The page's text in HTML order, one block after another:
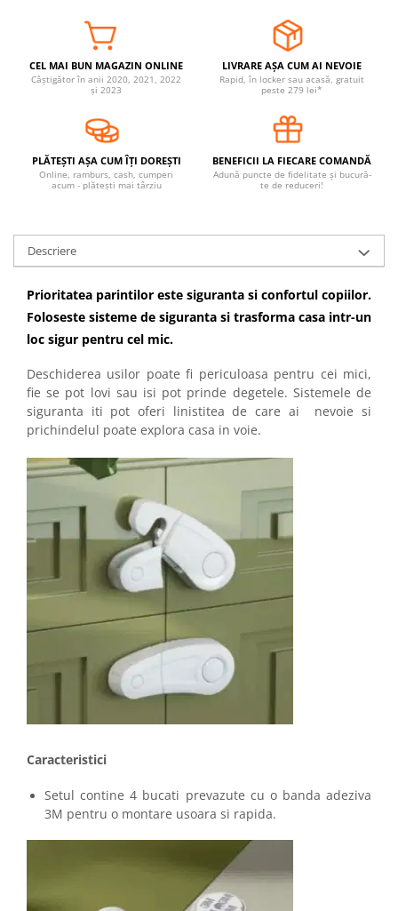
Covorase ortopedice senzoriale
Cuburi magnetice JollyHeap®
Rechizite scolare
LEGO
Stikere decorative si covoare
Stickere decorative
Covorase de joaca
Siguranta animale companie
Carduri Cadou
Propuneri Cadou
Resigilate
CEL MAI BUN MAGAZIN ONLINE
Câștigător în anii 2020, 2021, 2022
și 2023
LIVRARE AȘA CUM AI NEVOIE
Rapid, în locker sau acasă, gratuit
peste 279 lei*
PLĂTEȘTI AȘA CUM ÎȚI DOREȘTI
Online, ramburs, cash, cumperi
acum - plătești mai târziu
BENEFICII LA FIECARE COMANDĂ
Adună puncte de fidelitate și bucură-
te de reduceri!
Descriere
Prioritatea parintilor este siguranta si confortul copiilor.
Foloseste sisteme de siguranta si trasforma casa intr-un
loc sigur pentru cel mic.
Deschiderea usilor poate fi periculoasa pentru cei mici,
fie se pot lovi sau isi pot prinde degetele. Sistemele de
siguranta iti pot oferi linistitea de care ai nevoie si
prichindelul poate explora casa in voie.
Caracteristici
Setul contine 4 bucati prevazute cu o banda adeziva
3M pentru o montare usoara si rapida.